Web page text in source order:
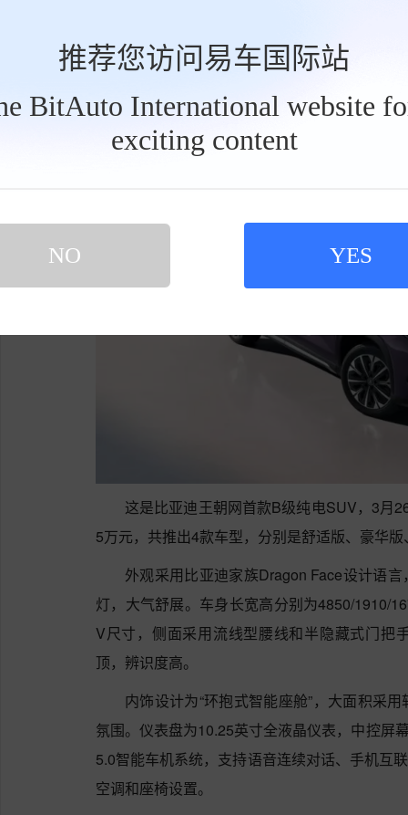
推荐您访问易车国际站
BitAuto International website
exciting content
NO YES
对应的CLTC续航里程分别为403km和505km
0%充至80%。底盘方面，采用前麦弗逊后扭力
第三款：宋Ultra EV（3月26日公布价格）
这是比亚迪王朝网首款B级纯电SUV，3月
5万元，共推出4款车型，分别是舒适版、豪华
外观采用比亚迪家族Dragon Face设计语
灯，大气舒展。车身长宽高分别为4850/1910/
V尺寸，侧面采用流线型腰线和半隐藏式门把
顶，辨识度高。
内饰设计为“环抱式智能座舱”，大面积采
氛围。仪表盘为10.25英寸全液晶仪表，中控屏
5.0智能车机系统，支持语音连续对话、手机互
空调和座椅设置。